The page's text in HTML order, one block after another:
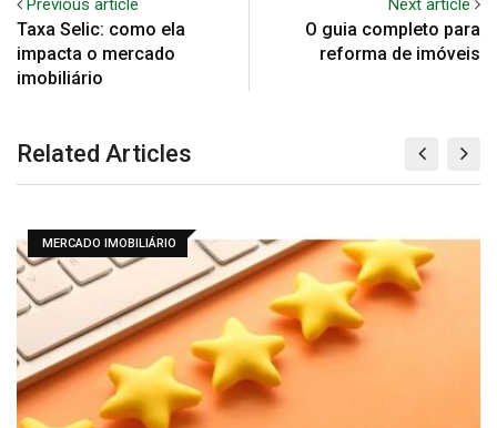
Previous article
Taxa Selic: como ela
impacta o mercado
imobiliário
Next article
O guia completo para
reforma de imóveis
Related Articles
MERCADO IMOBILIÁRIO